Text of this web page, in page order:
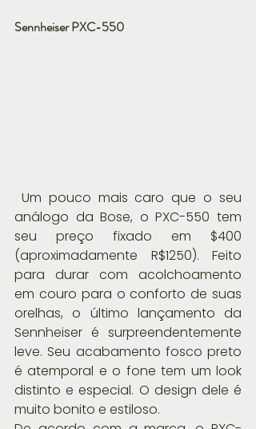
Sennheiser PXC-550
análogo da Bose, o PXC-550 tem
seu preço fixado em $400
(aproximadamente R$1250). Feito
para durar com acolchoamento
em couro para o conforto de suas
orelhas, o último lançamento da
Sennheiser é surpreendentemente
leve. Seu acabamento fosco preto
é atemporal e o fone tem um look
distinto e especial. O design dele é
muito bonito e estiloso.